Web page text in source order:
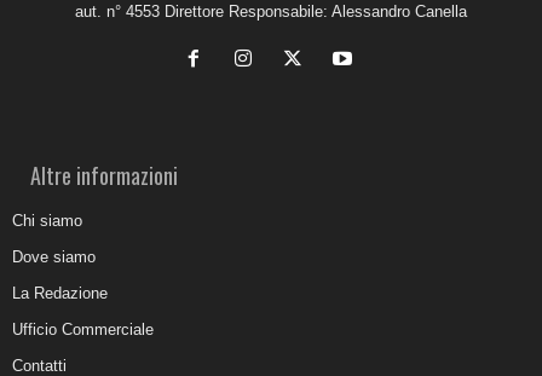
aut. n° 4553 Direttore Responsabile: Alessandro Canella
Altre informazioni
Chi siamo
Dove siamo
La Redazione
Ufficio Commerciale
Contatti